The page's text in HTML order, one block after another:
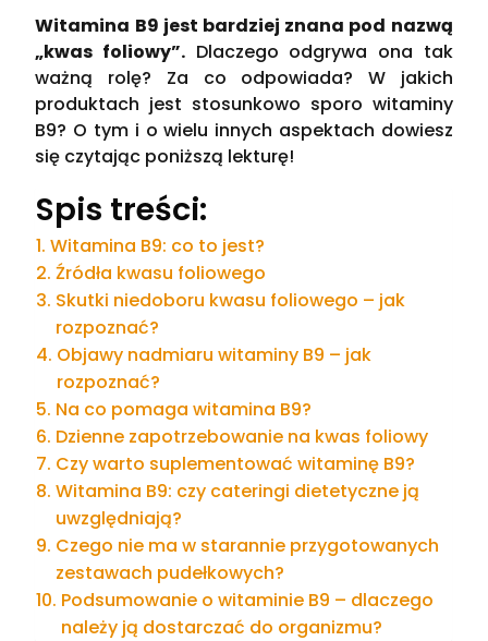
Witamina B9 jest bardziej znana pod nazwą
„kwas foliowy”. Dlaczego odgrywa ona tak
ważną rolę? Za co odpowiada? W jakich
produktach jest stosunkowo sporo witaminy
B9? O tym i o wielu innych aspektach dowiesz
się czytając poniższą lekturę!
Spis treści:
Witamina B9: co to jest?
Źródła kwasu foliowego
Skutki niedoboru kwasu foliowego – jak
rozpoznać?
Objawy nadmiaru witaminy B9 – jak
rozpoznać?
Na co pomaga witamina B9?
Dzienne zapotrzebowanie na kwas foliowy
Czy warto suplementować witaminę B9?
Witamina B9: czy cateringi dietetyczne ją
uwzględniają?
Czego nie ma w starannie przygotowanych
zestawach pudełkowych?
Podsumowanie o witaminie B9 – dlaczego
należy ją dostarczać do organizmu?